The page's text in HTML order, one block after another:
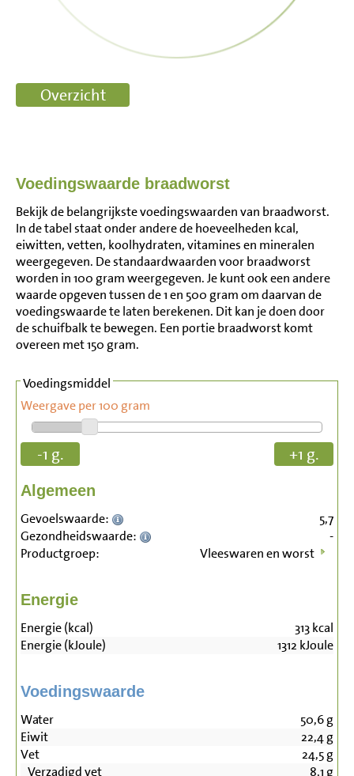
Voedingswaarde braadworst
Bekijk de belangrijkste voedingswaarden van braadworst.
In de tabel staat onder andere de hoeveelheden kcal,
eiwitten, vetten, koolhydraten, vitamines en mineralen
weergegeven. De standaardwaarden voor braadworst
worden in 100 gram weergegeven. Je kunt ook een andere
waarde opgeven tussen de 1 en 500 gram om daarvan de
voedingswaarde te laten berekenen. Dit kan je doen door
de schuifbalk te bewegen. Een portie braadworst komt
overeen met 150 gram.
Voedingsmiddel
Weergave per 100 gram
-1 g. +1 g.
Algemeen
Gevoelswaarde:
5,7
Gezondheidswaarde:
-
Productgroep:
Vleeswaren en worst
Energie
Energie (kcal) 313kcal
Energie (kJoule)
1312 kJoule
Voedingswaarde
Water 50,6g
Eiwit
22,4g
Vet
24,5g
Verzadigd vet
8,1 g